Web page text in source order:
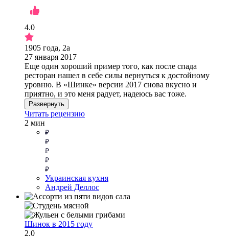
4.0
1905 года, 2а
27 января 2017
Еще один хороший пример того, как после спада
ресторан нашел в себе силы вернуться к достойному
уровню. В «Шинке» версии 2017 снова вкусно и
приятно, и это меня радует, надеюсь вас тоже.
Развернуть
Читать рецензию
2 мин
Украинская кухня
Андрей Деллос
Шинок в 2015 году
2.0